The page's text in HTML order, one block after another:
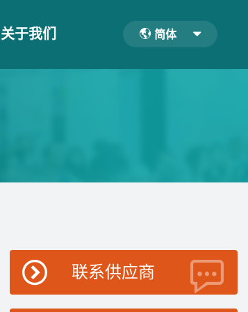
关于我们 简体
联系供应商